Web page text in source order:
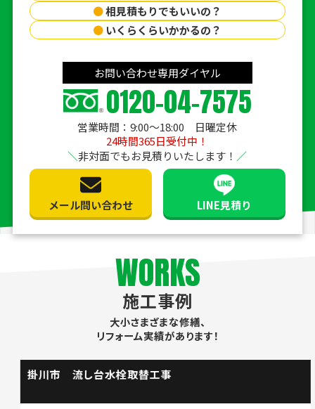
●相見積もりでもいいの？
● いくらくらいかかるの？
お問い合わせ専用ダイヤル
0120-04-7575
営業時間：9:00〜18:00 日曜定休
24時間365日受付中！
非対面でもお見積りいたします！
メール問い合わせ LINE見積り
WORKS
施工事例
大小さまざまな修繕、
リフォーム実績があります！
掛川市 流し台水栓取替工事